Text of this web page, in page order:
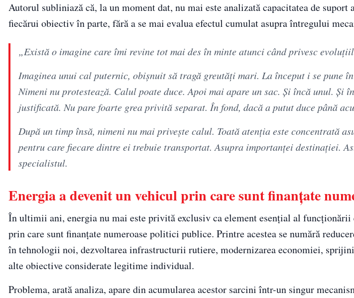
Autorul subliniază că, la un moment dat, nu mai este analizată capacitatea de suport
fiecărui obiectiv în parte, fără a se mai evalua efectul cumulat asupra întregului
„Există o imagine care îmi revine tot mai des în minte atunci când privesc
Imaginea unui cal puternic, obișnuit să tragă greutăți mari. La început i se pune
Nimeni nu protestează. Calul poate duce. Apoi mai apare un sac. Și încă unul. Și
justificată. Nu pare foarte grea privită separat. În fond, dacă a putut duce până
După un timp însă, nimeni nu mai privește calul. Toată atenția este concentrată
pentru care fiecare dintre ei trebuie transportat. Asupra importanței destinației.
specialistul.
Energia a devenit un vehicul prin care sunt finanțate
În ultimii ani, energia nu mai este privită exclusiv ca element esențial al
prin care sunt finanțate numeroase politici publice. Printre acestea se numără
în tehnologii noi, dezvoltarea infrastructurii rutiere, modernizarea economiei,
alte obiective considerate legitime individual.
Problema, arată analiza, apare din acumularea acestor sarcini într-un singur